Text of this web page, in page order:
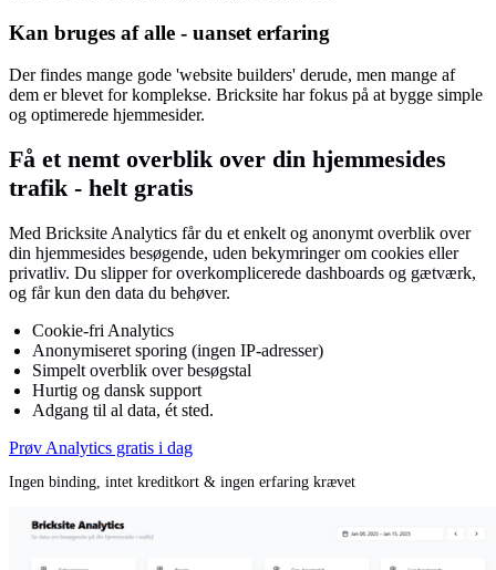
Kan bruges af alle - uanset erfaring
Der findes mange gode 'website builders' derude, men mange af
dem er blevet for komplekse. Bricksite har fokus på at bygge simple
og optimerede hjemmesider.
Få et nemt overblik over din hjemmesides
trafik - helt gratis
Med Bricksite Analytics får du et enkelt og anonymt overblik over
din hjemmesides besøgende, uden bekymringer om cookies eller
privatliv. Du slipper for overkomplicerede dashboards og gætværk,
og får kun den data du behøver.
Cookie-fri Analytics
Anonymiseret sporing (ingen IP-adresser)
Simpelt overblik over besøgstal
Hurtig og dansk support
Adgang til al data, ét sted.
Prøv Analytics gratis i dag
Ingen binding, intet kreditkort & ingen erfaring krævet